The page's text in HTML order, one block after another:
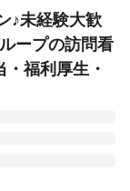
♪未経験大歓
ープの訪問看
福利厚生・